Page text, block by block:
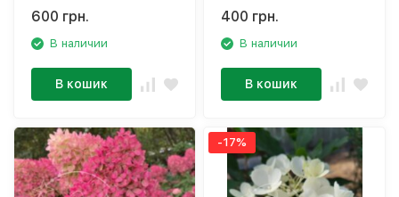
‘Magical Monte Nova’
600 грн.
В наличии
В кошик
Rosy'
400 грн.
В наличии
В кошик
-17%